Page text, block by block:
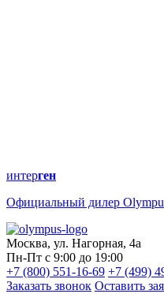
интерген
Официальный дилер
Москва, ул. Нагорная, 4а
Пн-Пт с 9:00 до 19:00
+7 (800) 551-16-69 +7 (499)
Заказать звонок Оставить